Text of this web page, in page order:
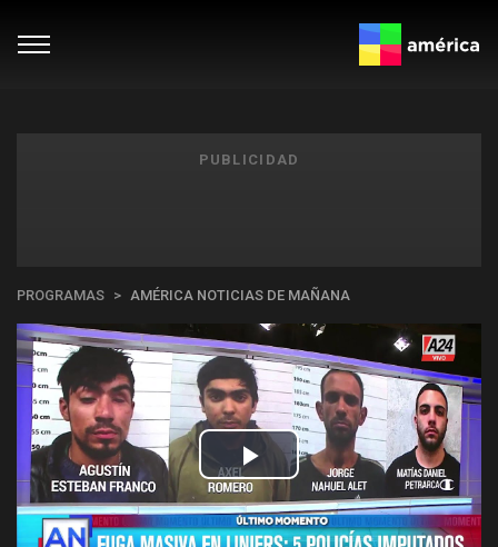
PUBLICIDAD
PROGRAMAS AMÉRICA NOTICIAS DE MAÑANA
Play
Video